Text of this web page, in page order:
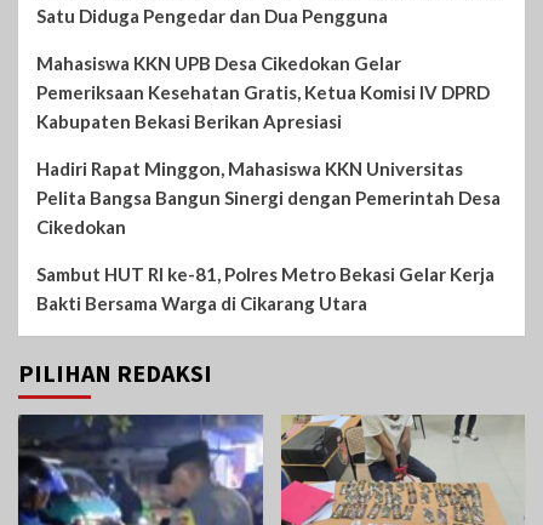
Satu Diduga Pengedar dan Dua Pengguna
Mahasiswa KKN UPB Desa Cikedokan Gelar
Pemeriksaan Kesehatan Gratis, Ketua Komisi IV DPRD
Kabupaten Bekasi Berikan Apresiasi
Hadiri Rapat Minggon, Mahasiswa KKN Universitas
Pelita Bangsa Bangun Sinergi dengan Pemerintah Desa
Cikedokan
Sambut HUT RI ke-81, Polres Metro Bekasi Gelar Kerja
Bakti Bersama Warga di Cikarang Utara
PILIHAN REDAKSI